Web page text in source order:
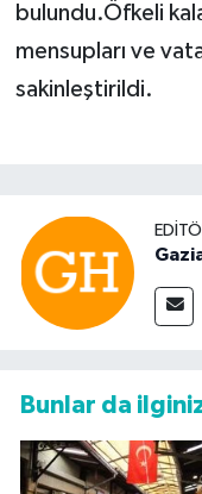
bulundu.Öfkeli
mensupları ve
sakinleştirildi.
Bunlar da